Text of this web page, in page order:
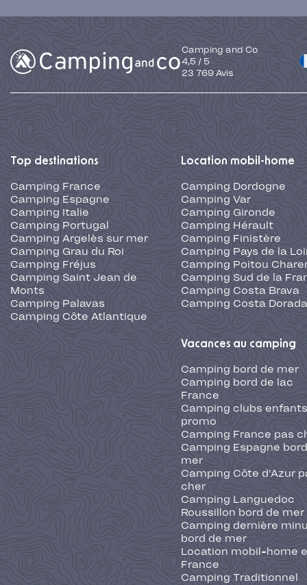
Camping and Co
4,5 / 5
23 769Avis
Top destinations
Camping France
Camping Espagne
Camping Italie
Camping Portugal
Camping Argelès sur mer
Camping Grau du Roi
Camping Fréjus
Camping Saint Jean de
Monts
Camping Palavas
Camping Côte Atlantique
Location mobil-home
Camping Dordogne
Camping Var
Camping Gironde
Camping Hérault
Camping Finistère
Camping Pays de la
Camping Poitou
Camping Sud de la
Camping Costa Brava
Camping Costa Dorada
Vacances au camping
Camping bord de mer
Camping bord de lac
France
Camping clubs
promo
Camping France pas
Camping Espagne
mer
Camping Côte d'Azur
cher
Camping Languedoc
Roussillon bord de mer
Camping dernière
bord de mer
Location mobil-home
France
Camping Traditionnel